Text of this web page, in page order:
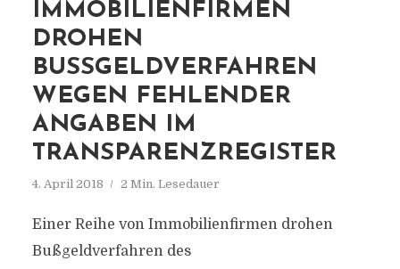
IMMOBILIENFIRMEN
DROHEN
BUSSGELDVERFAHREN W
EGEN FEHLENDER A
NGABEN IM T
RANSPARENZREGISTER
4. April 2018 2 Min. Lesedauer
Einer Reihe von Immobilienfirmen drohen
Bußgeldverfahren des